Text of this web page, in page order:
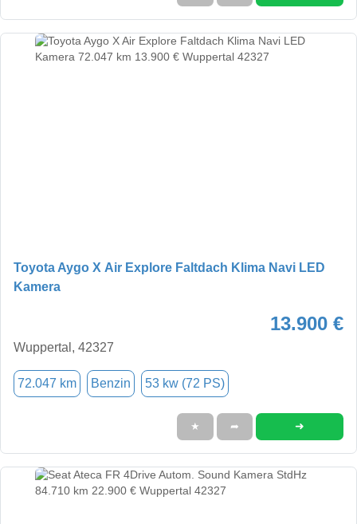
Toyota Aygo X Air Explore Faltdach Klima Navi LED
Kamera
13.900 €
Wuppertal, 42327
72.047 km Benzin 53 kw (72 PS)
★ ➦ ➜